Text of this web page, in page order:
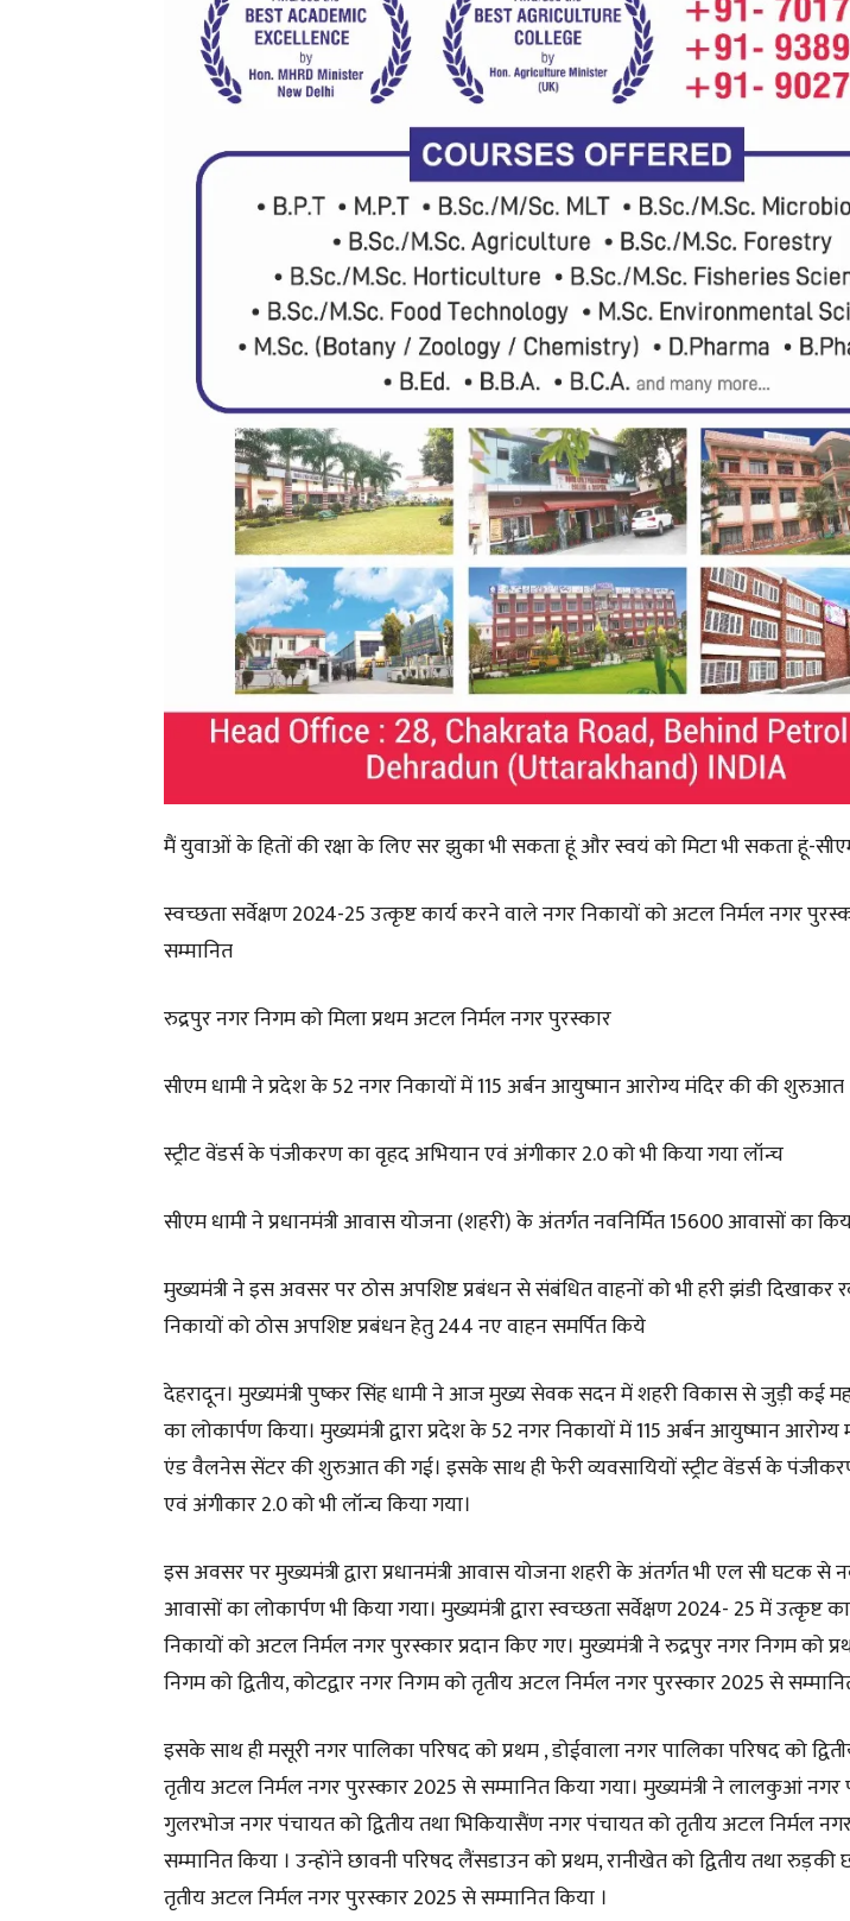
मैं युवाओं के हितों की रक्षा के लिए सर झुका भी सकता हूं और स्वयं को मिटा भी सकता हूं-
स्वच्छता सर्वेक्षण 2024-25 उत्कृष्ट कार्य करने वाले नगर निकायों को अटल निर्मल नगर
सम्मानित
रुद्रपुर नगर निगम को मिला प्रथम अटल निर्मल नगर पुरस्कार
सीएम धामी ने प्रदेश के 52 नगर निकायों में 115 अर्बन आयुष्मान आरोग्य मंदिर की की शुरुआत
स्ट्रीट वेंडर्स के पंजीकरण का वृहद अभियान एवं अंगीकार 2.0 को भी किया गया लॉन्च
सीएम धामी ने प्रधानमंत्री आवास योजना (शहरी) के अंतर्गत नवनिर्मित 15600 आवासों का
मुख्यमंत्री ने इस अवसर पर ठोस अपशिष्ट प्रबंधन से संबंधित वाहनों को भी हरी झंडी दिखाकर
निकायों को ठोस अपशिष्ट प्रबंधन हेतु 244 नए वाहन समर्पित किये
देहरादून। मुख्यमंत्री पुष्कर सिंह धामी ने आज मुख्य सेवक सदन में शहरी विकास से जुड़ी कई
का लोकार्पण किया। मुख्यमंत्री द्वारा प्रदेश के 52 नगर निकायों में 115 अर्बन आयुष्मान
एंड वैलनेस सेंटर की शुरुआत की गई। इसके साथ ही फेरी व्यवसायियों स्ट्रीट वेंडर्स के
एवं अंगीकार 2.0 को भी लॉन्च किया गया।
इस अवसर पर मुख्यमंत्री द्वारा प्रधानमंत्री आवास योजना शहरी के अंतर्गत भी एल सी घटक से
आवासों का लोकार्पण भी किया गया। मुख्यमंत्री द्वारा स्वच्छता सर्वेक्षण 2024- 25 में उत्कृष्ट
निकायों को अटल निर्मल नगर पुरस्कार प्रदान किए गए। मुख्यमंत्री ने रुद्रपुर नगर निगम को
निगम को द्वितीय, कोटद्वार नगर निगम को तृतीय अटल निर्मल नगर पुरस्कार 2025 से
इसके साथ ही मसूरी नगर पालिका परिषद को प्रथम , डोईवाला नगर पालिका परिषद को
तृतीय अटल निर्मल नगर पुरस्कार 2025 से सम्मानित किया गया। मुख्यमंत्री ने लालकुआं नगर
गुलरभोज नगर पंचायत को द्वितीय तथा भिकियासैंण नगर पंचायत को तृतीय अटल निर्मल
सम्मानित किया । उन्होंने छावनी परिषद लैंसडाउन को प्रथम, रानीखेत को द्वितीय तथा रुड़की
तृतीय अटल निर्मल नगर पुरस्कार 2025 से सम्मानित किया ।